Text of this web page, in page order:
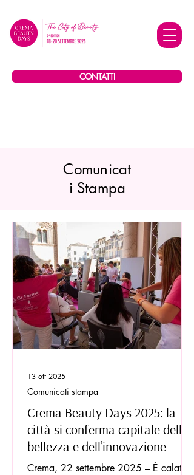
CONTATTI
Comunicat
i Stampa
Crema Beauty Days 2025: la
città si conferma capitale della
bellezza e dell’innovazione
Crema, 22 settembre 2025 – È calato il
Comunicati stampa
13 ott 2025